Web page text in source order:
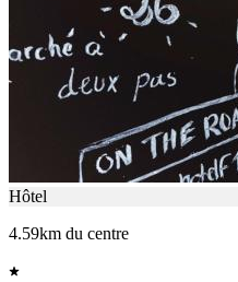
Hôtel
4.59km du centre